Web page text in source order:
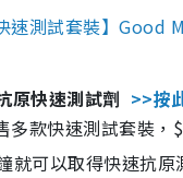
速測試套裝】Good
原快速測試劑 >>按
多款快速測試套裝
就可以取得快速抗